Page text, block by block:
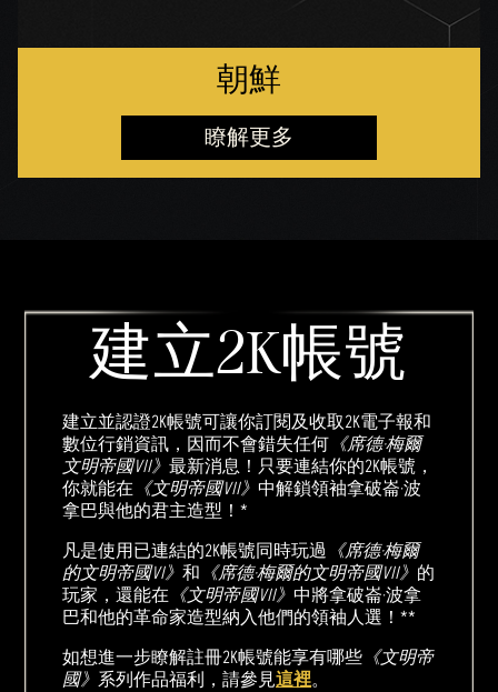
朝鮮
瞭解更多
建立2K帳號
建立並認證2K帳號可讓你訂閱及收取2K電子報和
數位行銷資訊，因而不會錯失任何 《席德·梅爾
文明帝國VII》 最新消息！只要連結你的2K帳號，
你就能在 《文明帝國VII》 中解鎖領袖拿破崙·波
拿巴與他的君主造型！*
凡是使用已連結的2K帳號同時玩過 《席德·梅爾
的文明帝國VI》 和 《席德·梅爾的文明帝國VII》 的
玩家，還能在 《文明帝國VII》 中將拿破崙·波拿
巴和他的革命家造型納入他們的領袖人選！**
如想進一步瞭解註冊2K帳號能享有哪些 《文明帝
國》 系列作品福利，請參見這裡。